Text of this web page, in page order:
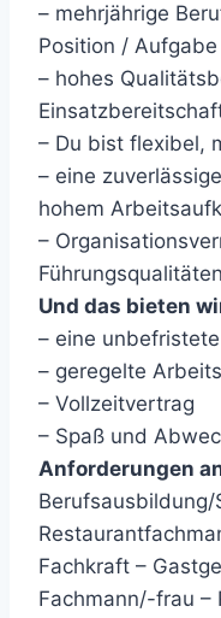
– mehrjährige
Position / Aufgabe
– hohes
– Du bist flexibel,
– eine
hohem
–
Führungsqualitäten
Und das bieten
– eine
– geregelte
– Vollzeitvertrag
– Spaß und
Anforderungen
Berufsausbildung/
Fachkraft –
Fachmann/-frau –